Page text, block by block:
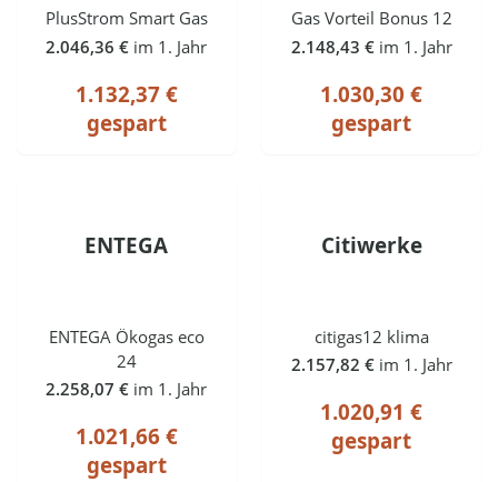
PlusStrom Smart Gas
2.046,36 € im 1. Jahr
1.132,37 €
gespart
Gas Vorteil Bonus 12
2.148,43 € im 1. Jahr
1.030,30 €
gespart
ENTEGA
ENTEGA Ökogas eco
24
2.258,07 € im 1. Jahr
1.021,66 €
gespart
Citiwerke
citigas12 klima
2.157,82 € im 1. Jahr
1.020,91 €
gespart